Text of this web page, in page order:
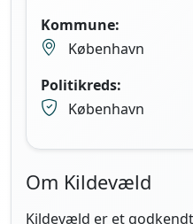
Kommune:
København
Politikreds:
København
Om Kildevæld
Kildevæld er et